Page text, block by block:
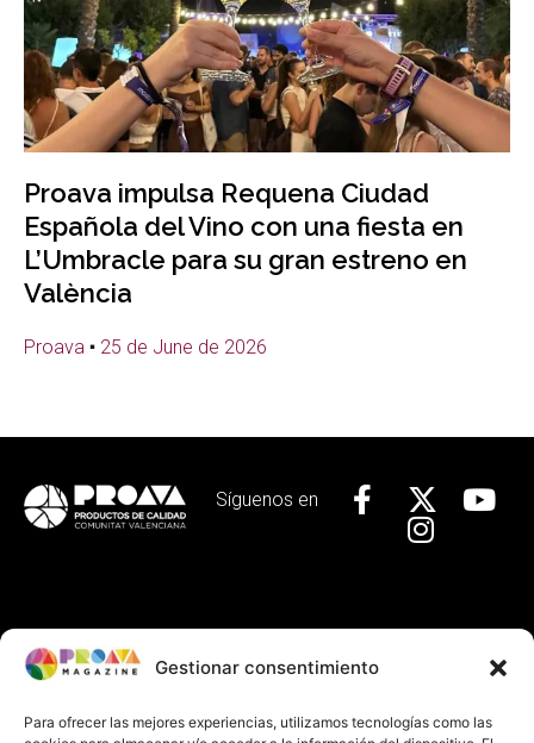
Gestionar consentimiento
Para ofrecer las mejores experiencias, utilizamos tecnologías como las
Proava impulsa Requena Ciudad
Española del Vino con una fiesta en
L’Umbracle para su gran estreno en
València
Proava 25 de June de 2026
Síguenos en
Localízanos
Calle Baja, 29 Valencia
+34 963 92 44 63